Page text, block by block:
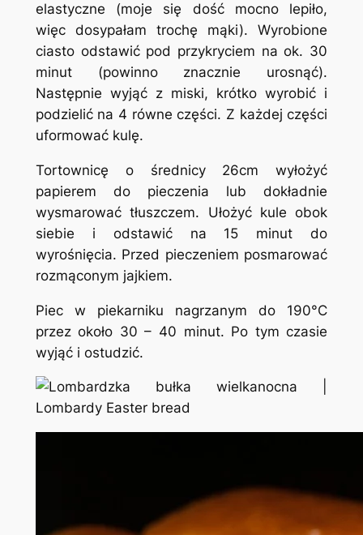
elastyczne (moje się dość mocno lepiło,
więc dosypałam trochę mąki). Wyrobione
ciasto odstawić pod przykryciem na ok. 30
minut (powinno znacznie urosnąć).
Następnie wyjąć z miski, krótko wyrobić i
podzielić na 4 równe części. Z każdej części
uformować kulę.
Tortownicę o średnicy 26cm wyłożyć
papierem do pieczenia lub dokładnie
wysmarować tłuszczem. Ułożyć kule obok
siebie i odstawić na 15 minut do
wyrośnięcia. Przed pieczeniem posmarować
rozmąconym jajkiem.
Piec w piekarniku nagrzanym do 190°C
przez około 30 – 40 minut. Po tym czasie
wyjąć i ostudzić.